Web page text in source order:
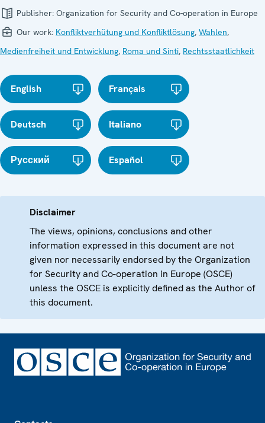
Publisher: Organization for Security and Co-operation in Europe
Our work: Konfliktverhütung und Konfliktlösung, Wahlen,
Medienfreiheit und Entwicklung, Roma und Sinti, Rechtsstaatlichkeit
English Français
Deutsch Italiano
Русский Español
Disclaimer
The views, opinions, conclusions and other
information expressed in this document are not
given nor necessarily endorsed by the Organization
for Security and Co-operation in Europe (OSCE)
unless the OSCE is explicitly defined as the Author of
this document.